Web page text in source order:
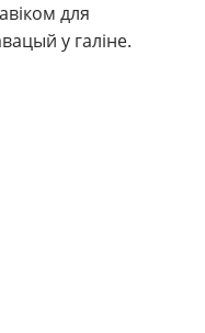
для
у галіне.